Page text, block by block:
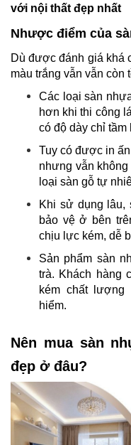
với nội thất đẹp nhất
Nhược điểm của
Dù được đánh giá khá
màu trắng vẫn vẫn còn
Các loại sàn
hơn khi thi công
có độ dày chỉ tầm
Tuy có được in
nhưng vẫn
loại sàn gỗ tự
Khi sử dụng lâu,
bảo vệ ở bên
chịu lực kém, dễ
Sản phẩm sàn
trà. Khách hàng
kém chất lượng
hiểm.
Nên mua sàn
đẹp ở đâu?